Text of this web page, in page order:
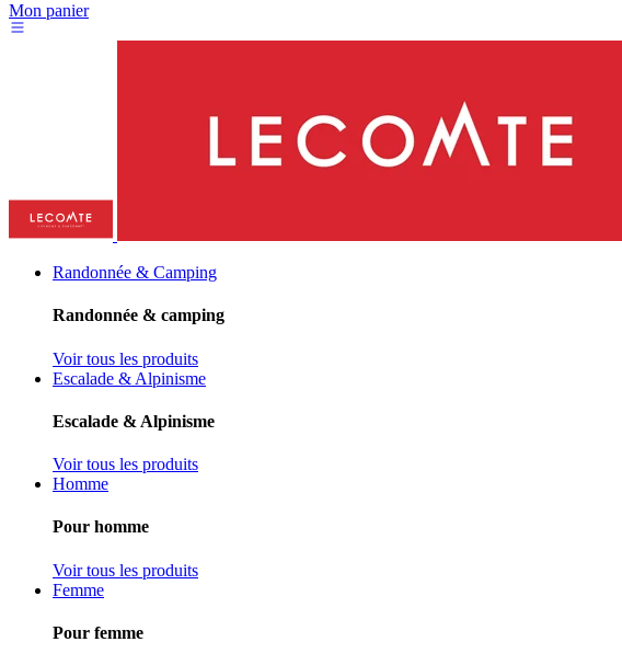
Mon panier
Randonnée & Camping
Randonnée & camping
Voir tous les produits
Escalade & Alpinisme
Escalade & Alpinisme
Voir tous les produits
Homme
Pour homme
Voir tous les produits
Femme
Pour femme